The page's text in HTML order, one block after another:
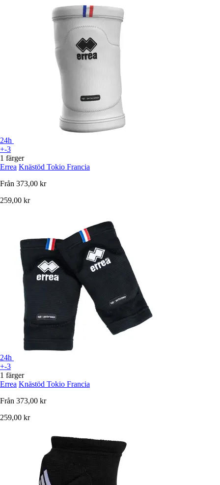
24h
+-3
1 färger
Errea Knästöd Tokio Francia
Från 373,00 kr
259,00 kr
24h
+-3
1 färger
Errea Knästöd Tokio Francia
Från 373,00 kr
259,00 kr